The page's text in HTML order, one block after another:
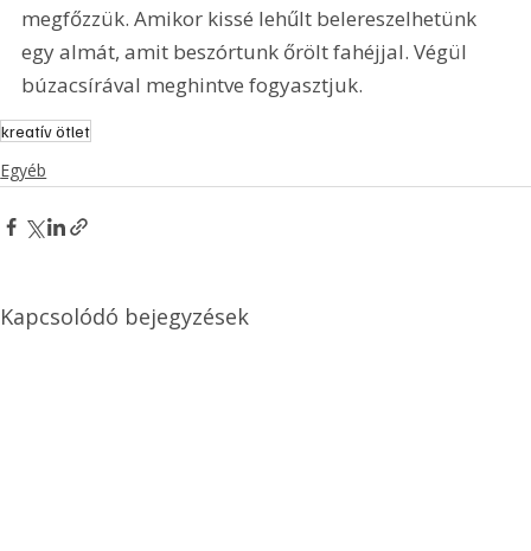
megfőzzük. Amikor kissé lehűlt belereszelhetünk
egy almát, amit beszórtunk őrölt fahéjjal. Végül
búzacsírával meghintve fogyasztjuk.
kreatív ötlet
Egyéb
Kapcsolódó bejegyzések